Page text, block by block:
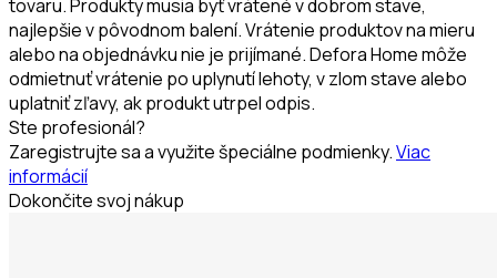
tovaru. Produkty musia byť vrátené v dobrom stave,
najlepšie v pôvodnom balení. Vrátenie produktov na mieru
alebo na objednávku nie je prijímané. Defora Home môže
odmietnuť vrátenie po uplynutí lehoty, v zlom stave alebo
uplatniť zľavy, ak produkt utrpel odpis.
Ste profesionál?
Zaregistrujte sa a využite špeciálne podmienky.Viac
informácií
Dokončite svoj nákup